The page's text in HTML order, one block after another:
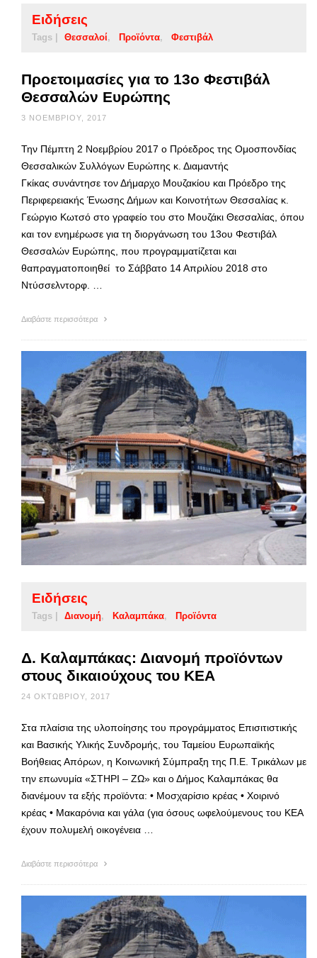
Ειδήσεις
Tags | Θεσσαλοί Προϊόντα Φεστιβάλ
Προετοιμασίες για το 13ο Φεστιβάλ
Θεσσαλών Ευρώπης
3 ΝΟΕΜΒΡΊΟΥ, 2017
Την Πέμπτη 2 Νοεμβρίου 2017 ο Πρόεδρος της Ομοσπονδίας
Θεσσαλικών Συλλόγων Ευρώπης κ. Διαμαντής
Γκίκας συνάντησε τον Δήμαρχο Μουζακίου και Πρόεδρο της
Περιφερειακής Ένωσης Δήμων και Κοινοτήτων Θεσσαλίας κ.
Γεώργιο Κωτσό στο γραφείο του στο Μουζάκι Θεσσαλίας, όπου
και τον ενημέρωσε για τη διοργάνωση του 13ου Φεστιβάλ
Θεσσαλών Ευρώπης, που προγραμματίζεται και
θαπραγματοποιηθεί το Σάββατο 14 Απριλίου 2018 στο
Ντύσσελντορφ. …
Διαβάστε περισσότερα
Ειδήσεις
Tags | Διανομή Καλαμπάκα Προϊόντα
Δ. Καλαμπάκας: Διανομή προϊόντων
στους δικαιούχους του ΚΕΑ
24 ΟΚΤΩΒΡΊΟΥ, 2017
Στα πλαίσια της υλοποίησης του προγράμματος Επισιτιστικής
και Βασικής Υλικής Συνδρομής, του Ταμείου Ευρωπαϊκής
Βοήθειας Απόρων, η Κοινωνική Σύμπραξη της Π.Ε. Τρικάλων με
την επωνυμία «ΣΤΗΡΙ – ΖΩ» και ο Δήμος Καλαμπάκας θα
διανέμουν τα εξής προϊόντα: • Μοσχαρίσιο κρέας • Χοιρινό
κρέας • Μακαρόνια και γάλα (για όσους ωφελούμενους του ΚΕΑ
έχουν πολυμελή οικογένεια …
Διαβάστε περισσότερα